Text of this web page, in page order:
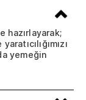
hazırlayarak;
yemeğin